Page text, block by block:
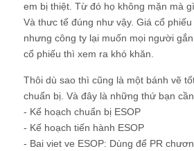
em bị thiệt. Từ đó họ không mặn mà
Và thưc tế đúng như vậy. Giá cổ
nhưng công ty lại muốn mọi người
cổ phiếu thì xem ra khó khăn.
Thôi dù sao thì cũng là một bánh vẽ
chuẩn bị. Và đây là những thứ bạn
- Kế hoạch chuẩn bị ESOP
- Kế hoạch tiến hành ESOP
- Bai viet ve ESOP: Dùng để PR